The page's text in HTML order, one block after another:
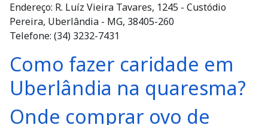
Endereço: R. Luíz Vieira Tavares, 1245 - Custódio
Pereira, Uberlândia - MG, 38405-260
Telefone: (34) 3232-7431
Como fazer caridade em
Uberlândia na quaresma?
Onde comprar ovo de